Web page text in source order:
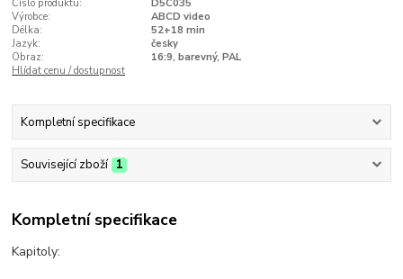
Číslo produktu:
D5C035
Výrobce:
ABCD video
Délka:
52+18 min
Jazyk:
česky
Obraz:
16:9, barevný, PAL
Hlídat cenu / dostupnost
Kompletní specifikace
Související zboží 1
Kompletní specifikace
Kapitoly: